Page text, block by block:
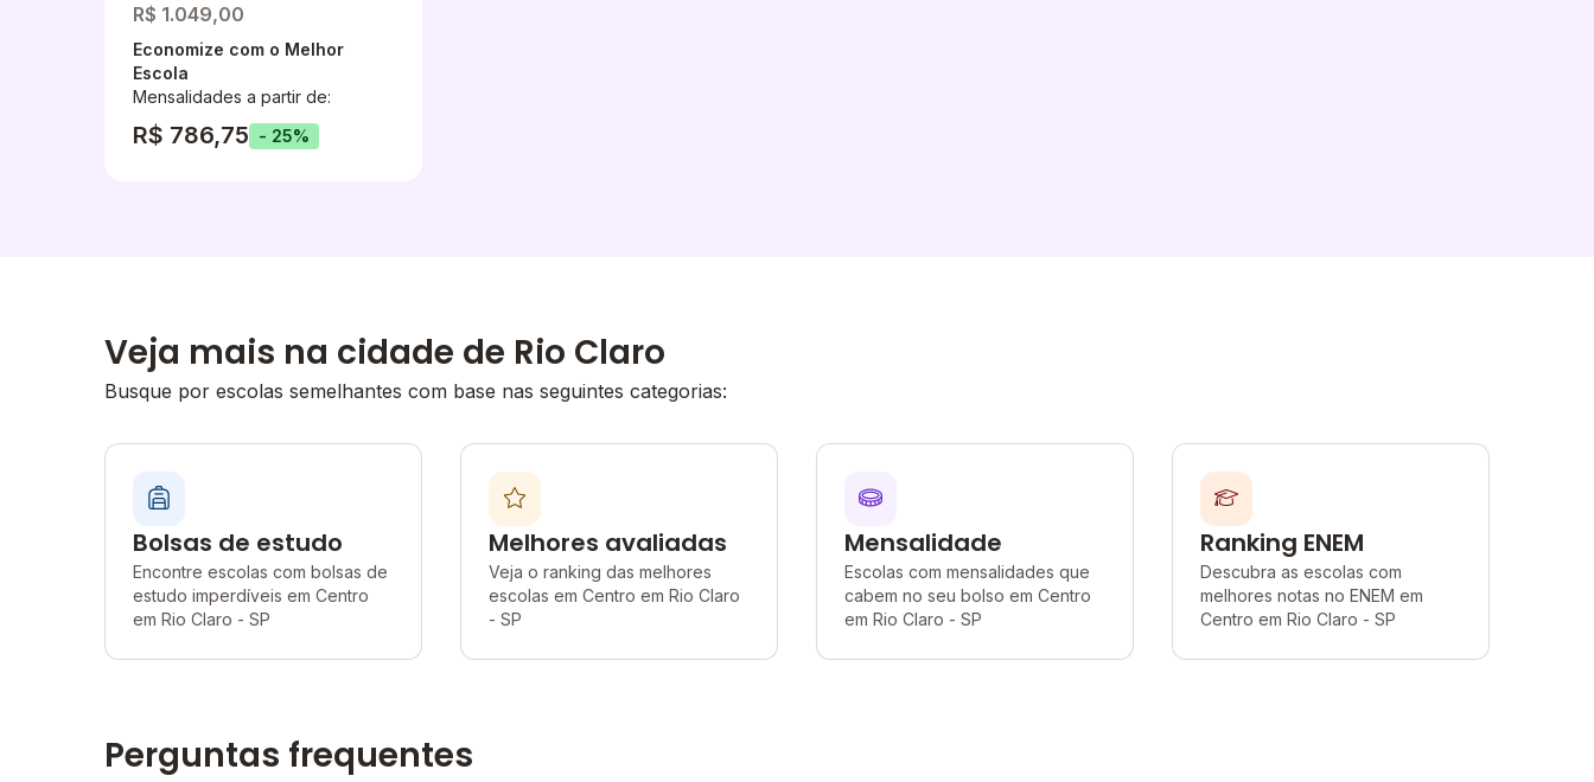
R$ 1.049,00
Economize com o Melhor
Escola
Mensalidades a partir de:
R$ 786,75 - 25%
Veja mais na cidade de Rio Claro
Busque por escolas semelhantes com base nas seguintes categorias:
Bolsas de estudo
Encontre escolas com bolsas de
estudo imperdíveis em Centro
em Rio Claro - SP
Melhores avaliadas
Veja o ranking das melhores
escolas em Centro em Rio Claro
- SP
Mensalidade
Escolas com mensalidades que
cabem no seu bolso em Centro
em Rio Claro - SP
Ranking ENEM
Descubra as escolas com
melhores notas no ENEM em
Centro em Rio Claro - SP
Perguntas frequentes